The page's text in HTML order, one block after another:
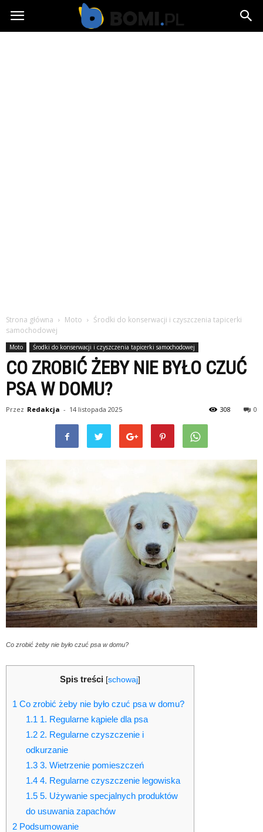
Bomi.pl
Strona główna Moto
Środki do konserwacji i czyszczenia tapicerki
samochodowej
Moto Środki do konserwacji i czyszczenia tapicerki samochodowej
CO ZROBIĆ ŻEBY NIE BYŁO CZUĆ
PSA W DOMU?
Przez Redakcja - 14 listopada 2025 0
308
Co zrobić żeby nie było czuć psa w domu?
Spis treści [schowaj]
1 Co zrobić żeby nie było czuć psa w domu?
1.1 1. Regularne kąpiele dla psa
1.22. Regularne czyszczenie i
odkurzanie
1.33. Wietrzenie pomieszczeń
1.44. Regularne czyszczenie legowiska
1.55. Używanie specjalnych produktów
do usuwania zapachów
2 Podsumowanie